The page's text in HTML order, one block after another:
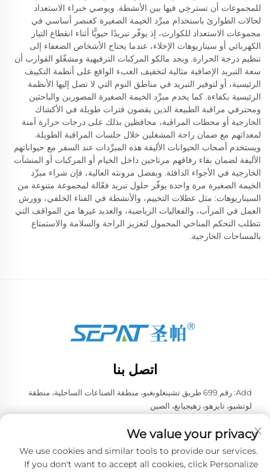
للمجموعات أن تسترخِي فيها بين الأنشطة. ويوصي خبراء الاستعداد
لحالات الطوارئ باستخدام مبرِّد الخيمة الصغيرة كعنصر أساسي في
مجموعات الاستعداد للكوارث، إذ يوفّر تبريدًا حيويًّا أثناء انقطاع التيار
الكهربائي أو سيناريوهات الإخلاء، عندما يحتاج الأشخاص الضعفاء إلى
تنظيم درجة الحرارة. ويجد مالكو المركبات الترفيهية ومشغّلو القوارب أن
سعة التبريد الإضافية مثالية لتخفيف العبء الواقع على أنظمة التكييف
الرئيسية، أو لتوفير التبريد في مناطق النوم التي لا تصل إليها الأنظمة
الرئيسية بكفاءة. كما يخدم مبرِّد الخيمة الصغيرة المصورين والباحثين
ومحترفي مراقبة الطبيعة الذين يقضون فترات طويلة في الأكشاك
الخارجية أو محطات المراقبة، محافظين بذلك على درجات حرارة آمنة
لمعداتهم مع ضمان راحة المشغلين خلال جلسات المراقبة الطويلة.
ويستخدم أصحاب الحيوانات الأليفة هذه المبرِّدات عند السفر مع حيواناتهم
الأليفة لضمان بقاء رفاقهم مرتاحين داخل الخيام أو المركبات أو المنشآت
الخارجية في الأجواء الدافئة. وبفضل مرونته العالية، فإن شراء مبرِّد
الخيمة الصغيرة مرة واحدة يوفّر حلول تبريد فعّالة لمجموعة متنوعة من
السيناريوهات: مثل عطلات التخييم، والأنشطة في الفناء الخلفي، وورش
العمل في المرآب، والفعاليات الرياضية، والعديد غيرها من المواقف التي
تتطلب التحكم المناخي المحمول لتعزيز الراحة والسلامة والاستمتاع
بالمساحات الخارجية.
اتصل بنا
Add: رقم 699 طريق تشينغلونغبو، منطقة الصناعات الساحلية، منطقة
لوتشيو، تايزهو، زهيجيانغ، الصين
البريد الإلكتروني:
We value your privacy
We use cookies and similar tools to provide our services.
If you don't want to accept all cookies, click Personalize